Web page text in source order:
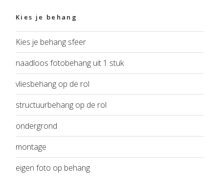
Kies je behang
Kies je behang sfeer
naadloos fotobehang uit 1 stuk
vliesbehang op de rol
structuurbehang op de rol
ondergrond
montage
eigen foto op behang